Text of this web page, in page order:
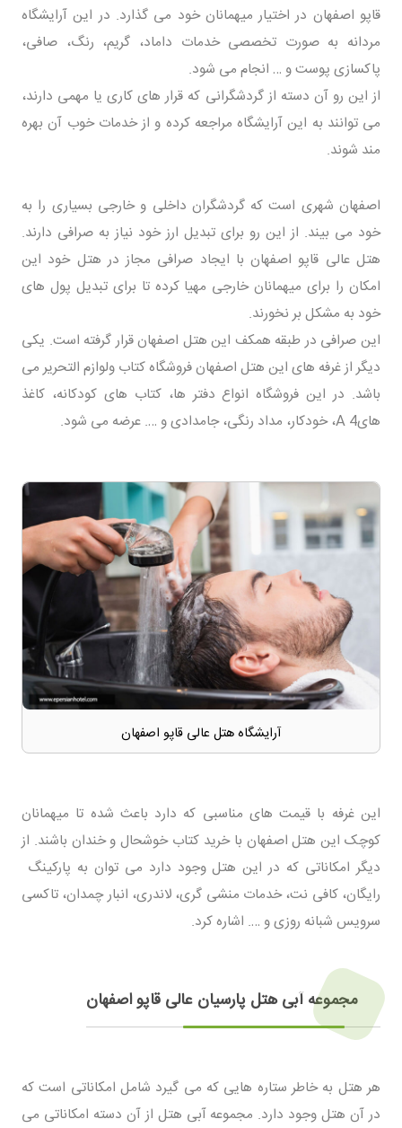
قاپو اصفهان در اختیار میهمانان خود می گذارد. در این آرایشگاه
مردانه به صورت تخصصی خدمات داماد، گریم، رنگ، صافی،
پاکسازی پوست و … انجام می شود.
از این رو آن دسته از گردشگرانی که قرار های کاری یا مهمی دارند،
می توانند به این آرایشگاه مراجعه کرده و از خدمات خوب آن بهره
مند شوند.
اصفهان شهری است که گردشگران داخلی و خارجی بسیاری را به
خود می بیند. از این رو برای تبدیل ارز خود نیاز به صرافی دارند.
هتل عالی قاپو اصفهان با ایجاد صرافی مجاز در هتل خود این
امکان را برای میهمانان خارجی مهیا کرده تا برای تبدیل پول های
خود به مشکل بر نخورند.
این صرافی در طبقه همکف این هتل اصفهان قرار گرفته است. یکی
دیگر از غرفه های این هتل اصفهان فروشگاه کتاب ولوازم التحریر می
باشد. در این فروشگاه انواع دفتر ها، کتاب های کودکانه، کاغذ
هایA 4، خودکار، مداد رنگی، جامدادی و …. عرضه می شود.
آرایشگاه هتل عالی قاپو اصفهان
این غرفه با قیمت های مناسبی که دارد باعث شده تا میهمانان
کوچک این هتل اصفهان با خرید کتاب خوشحال و خندان باشند. از
دیگر امکاناتی که در این هتل وجود دارد می توان به پاركینگ
رایگان، كافی نت، خدمات منشی گری، لاندری، انبار چمدان، تاکسی
سرویس شبانه روزی و …. اشاره کرد.
مجموعه آبی هتل پارسیان عالی قاپو اصفهان
هر هتل به خاطر ستاره هایی که می گیرد شامل امکاناتی است که
در آن هتل وجود دارد. مجموعه آبی هتل از آن دسته امکاناتی می